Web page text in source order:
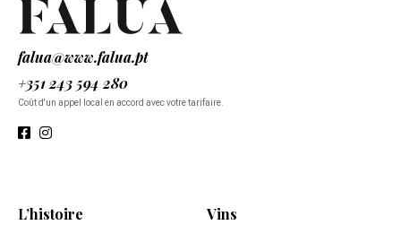
falua@www.falua.pt
+351 243 594 280
Coût d'un appel local en accord avec votre tarifaire.
L’histoire Vins